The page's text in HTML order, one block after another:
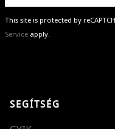
This site is protected by
Service apply.
különleges
SEGÍTSÉG